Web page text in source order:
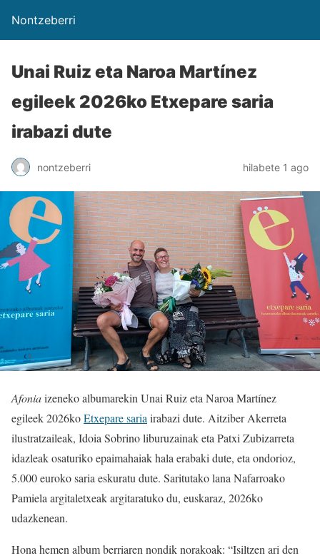
Nontzeberri
Unai Ruiz eta Naroa Martínez
egileek 2026ko Etxepare saria
irabazi dute
nontzeberri hilabete 1 ago
Afoniaizeneko albumarekin Unai Ruiz eta Naroa Martínez
egileek 2026koEtxepare sariairabazi dute. Aitziber Akerreta
ilustratzaileak, Idoia Sobrino liburuzainak eta Patxi Zubizarreta
idazleak osaturiko epaimahaiak hala erabaki dute, eta ondorioz,
5.000 euroko saria eskuratu dute. Saritutako lana Nafarroako
Pamiela argitaletxeak argitaratuko du, euskaraz, 2026ko
udazkenean.
Hona hemen album berriaren nondik norakoak: “Isiltzen ari den